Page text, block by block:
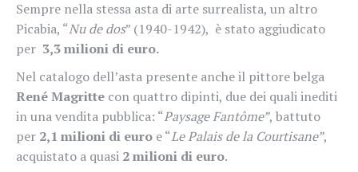
Sempre nella stessa asta di arte surrealista, un altro
Picabia, “Nu de dos” (1940-1942), è stato aggiudicato
per 3,3 milioni di euro.
Nel catalogo dell’asta presente anche il pittore belga
René Magritte con quattro dipinti, due dei quali inediti
in una vendita pubblica: “Paysage Fantôme”, battuto
per 2,1 milioni di euro e “Le Palais de la Courtisane”,
acquistato a quasi 2 milioni di euro.